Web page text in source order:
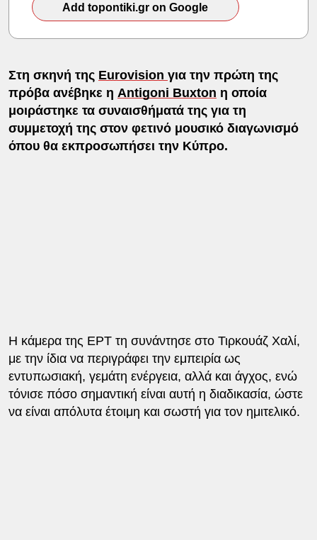
Add topontiki.gr on Google
Στη σκηνή της Eurovision για την πρώτη της
πρόβα ανέβηκε η Antigoni Buxton η οποία
μοιράστηκε τα συναισθήματά της για τη
συμμετοχή της στον φετινό μουσικό διαγωνισμό
όπου θα εκπροσωπήσει την Κύπρο.
Η κάμερα της ΕΡΤ τη συνάντησε στο Τιρκουάζ Χαλί,
με την ίδια να περιγράφει την εμπειρία ως
εντυπωσιακή, γεμάτη ενέργεια, αλλά και άγχος, ενώ
τόνισε πόσο σημαντική είναι αυτή η διαδικασία, ώστε
να είναι απόλυτα έτοιμη και σωστή για τον ημιτελικό.